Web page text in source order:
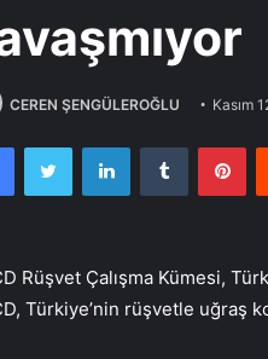
CEREN ŞENGÜLEROĞLU Kasım
FacebookTwitter LinkedInTumblr
Rüşvet Çalışma Kümesi,
Türkiye’nin rüşvetle uğraş